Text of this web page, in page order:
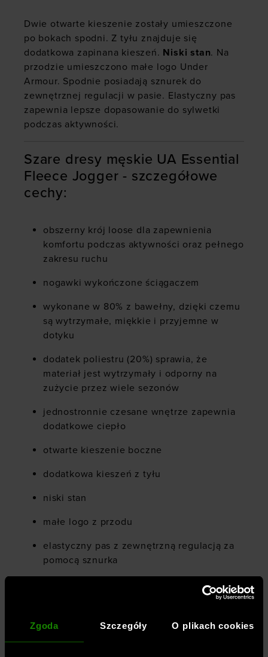
Zgoda Szczegóły O plikach cookies
Dwie otwarte kieszenie zostały umieszczone
po bokach spodni. Z tyłu znajduje się
dodatkowa zapinana kieszeń. Niski stan. Na
przodzie umieszczono małe logo Under
Armour. Spodnie posiadają sznurek do
zewnętrznej regulacji w pasie. Elastyczny pas
zapewnia lepsze dopasowanie do sylwetki
podczas aktywności.
Szare dresy męskie UA Essential
Fleece Jogger - szczegółowe
cechy:
obszerny krój loose dla zapewnienia
komfortu podczas aktywności oraz pełnego
zakresu ruchu
nogawki wykończone ściągaczem
wykonane w 80% z bawełny, dzięki czemu
są wytrzymałe, miękkie i przyjemne w
dotyku
dodatek poliestru (20%) sprawia, że
materiał jest wytrzymały i odporny na
zużycie przez wiele sezonów
jednostronnie czesane wnętrze zapewnia
dodatkowe ciepło
otwarte kieszenie boczne
dodatkowa kieszeń z tyłu
niski stan
małe logo z przodu
elastyczny pas z zewnętrzną regulacją za
pomocą sznurka